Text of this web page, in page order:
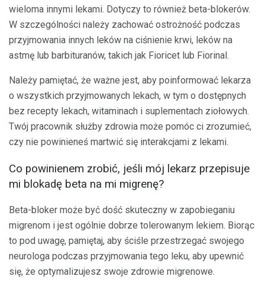
wieloma innymi lekami. Dotyczy to również beta-blokerów.
W szczególności należy zachować ostrożność podczas
przyjmowania innych leków na ciśnienie krwi, leków na
astmę lub barbituranów, takich jak Fioricet lub Fiorinal.
Należy pamiętać, że ważne jest, aby poinformować lekarza
o wszystkich przyjmowanych lekach, w tym o dostępnych
bez recepty lekach, witaminach i suplementach ziołowych.
Twój pracownik służby zdrowia może pomóc ci zrozumieć,
czy nie powinieneś martwić się interakcjami z lekami.
Co powinienem zrobić, jeśli mój lekarz przepisuje
mi blokadę beta na mi migrenę?
Beta-bloker może być dość skuteczny w zapobieganiu
migrenom i jest ogólnie dobrze tolerowanym lekiem. Biorąc
to pod uwagę, pamiętaj, aby ściśle przestrzegać swojego
neurologa podczas przyjmowania tego leku, aby upewnić
się, że optymalizujesz swoje zdrowie migrenowe.